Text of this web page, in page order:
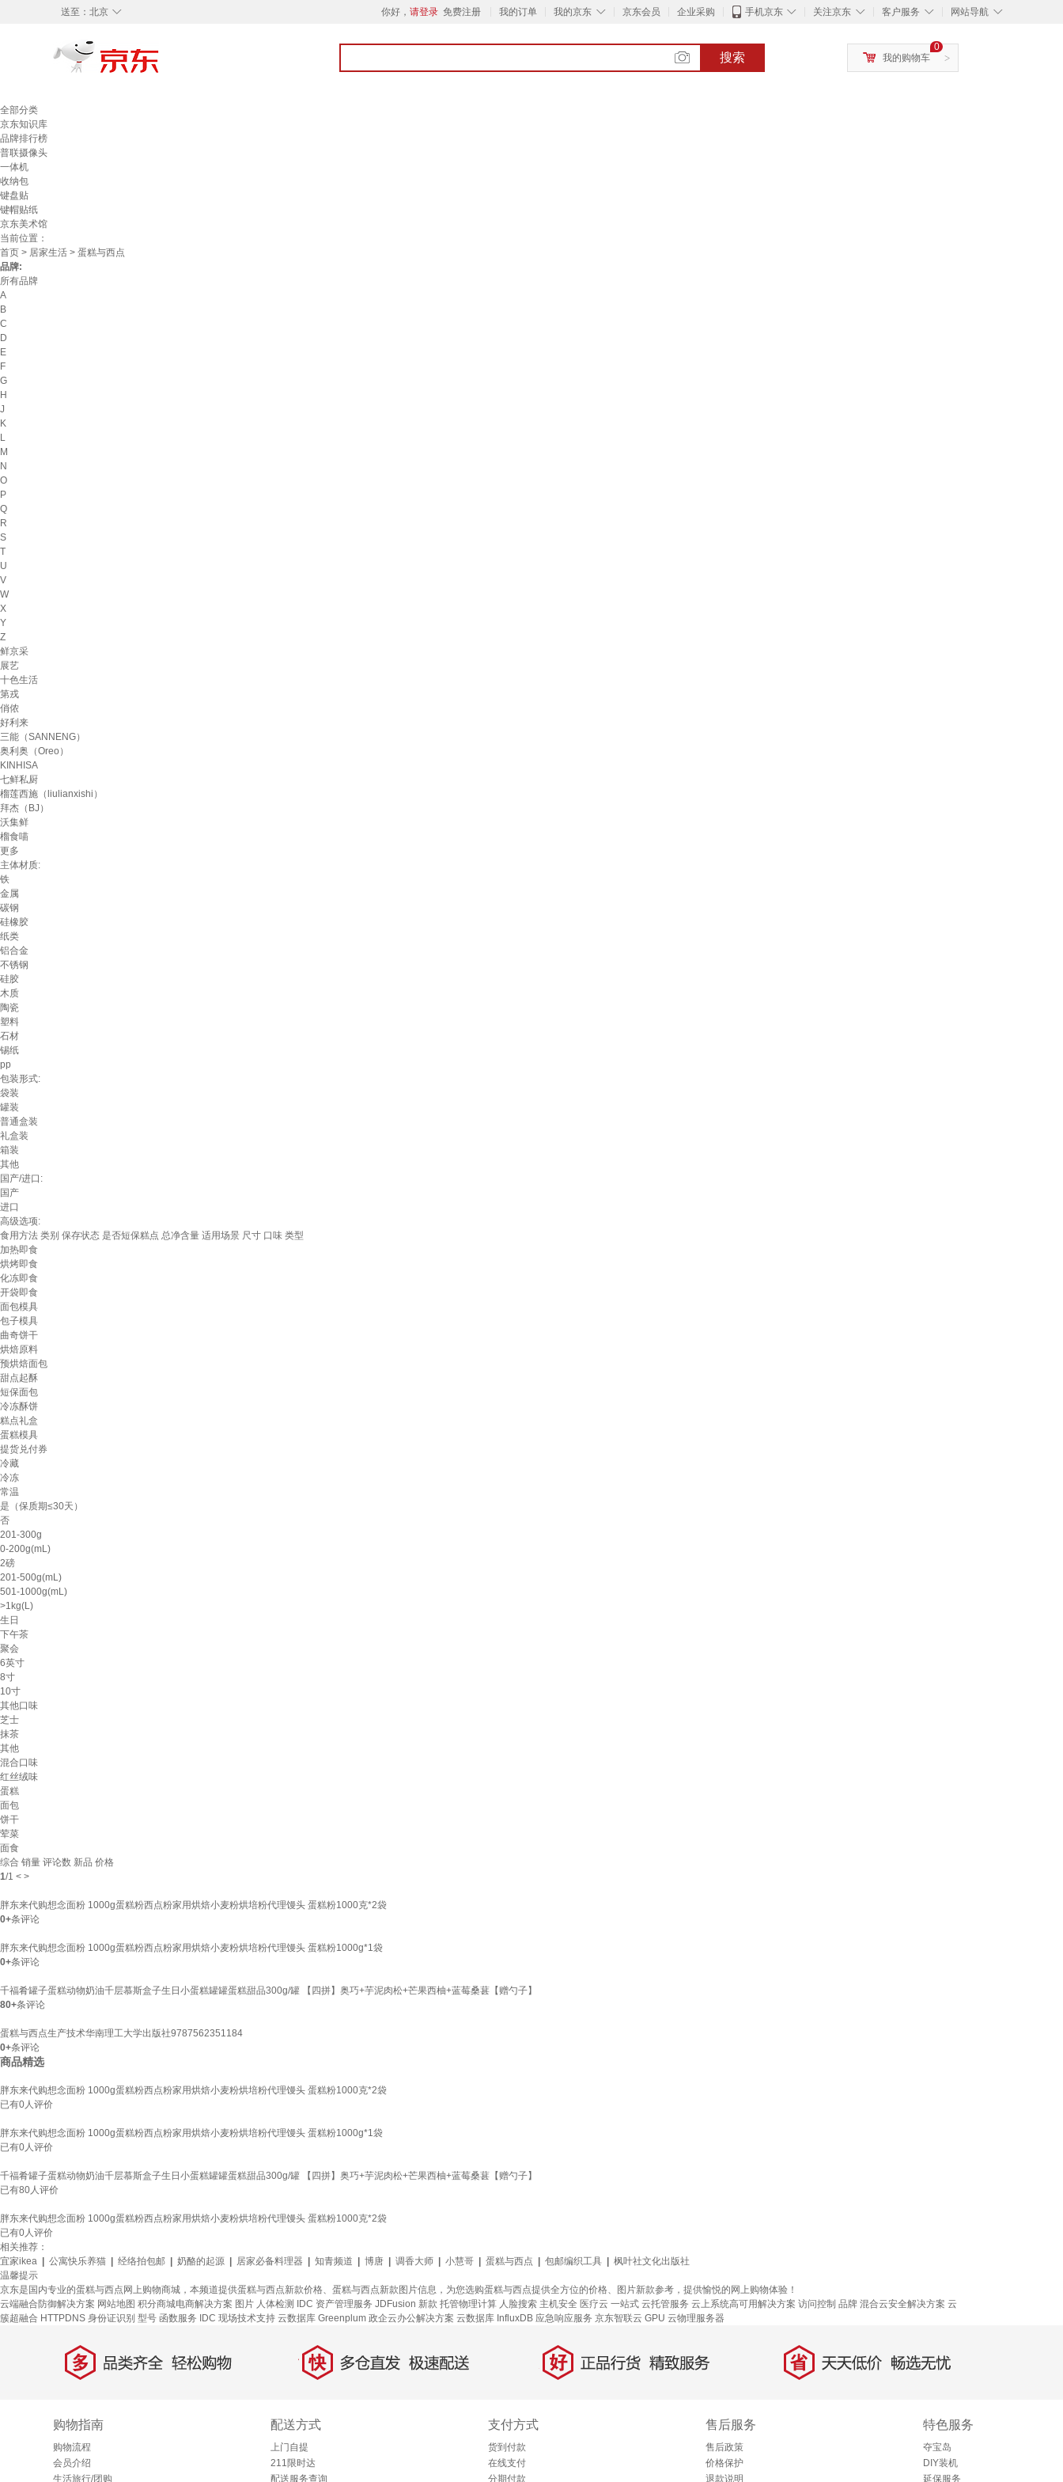
◇
送至： 北京 你好， 请登录 免费注册 我的订单 ◇
我的京东 京东会员 企业采购 ◇
手机京东 ◇
关注京东 ◇
客户服务 ◇
网站导航
搜索 >
0
我的购物车
全部分类
京东知识库
品牌排行榜
普联摄像头
一体机
收纳包
键盘贴
键帽贴纸
京东美术馆
当前位置：
首页 > 居家生活 > 蛋糕与西点
品牌:
所有品牌
A
B
C
D
E
F
G
H
J
K
L
M
N
O
P
Q
R
S
T
U
V
W
X
Y
Z
鲜京采
展艺
十色生活
第戎
俏侬
好利来
三能（SANNENG）
奥利奥（Oreo）
KINHISA
七鲜私厨
榴莲西施（liulianxishi）
拜杰（BJ）
沃集鲜
榴食喵
更多
主体材质:
铁
金属
碳钢
硅橡胶
纸类
铝合金
不锈钢
硅胶
木质
陶瓷
塑料
石材
锡纸
pp
包装形式:
袋装
罐装
普通盒装
礼盒装
箱装
其他
国产/进口:
国产
进口
高级选项:
食用方法 类别 保存状态 是否短保糕点 总净含量 适用场景 尺寸 口味 类型
加热即食
烘烤即食
化冻即食
开袋即食
面包模具
包子模具
曲奇饼干
烘焙原料
预烘焙面包
甜点起酥
短保面包
冷冻酥饼
糕点礼盒
蛋糕模具
提货兑付券
冷藏
冷冻
常温
是（保质期≤30天）
否
201-300g
0-200g(mL)
2磅
201-500g(mL)
501-1000g(mL)
>1kg(L)
生日
下午茶
聚会
6英寸
8寸
10寸
其他口味
芝士
抹茶
其他
混合口味
红丝绒味
蛋糕
面包
饼干
荤菜
面食
综合 销量 评论数 新品 价格
1/1 < >
胖东来代购想念面粉 1000g蛋糕粉西点粉家用烘焙小麦粉烘培粉代理馒头 蛋糕粉1000克*2袋
0+条评论
胖东来代购想念面粉 1000g蛋糕粉西点粉家用烘焙小麦粉烘培粉代理馒头 蛋糕粉1000g*1袋
0+条评论
千福肴罐子蛋糕动物奶油千层慕斯盒子生日小蛋糕罐罐蛋糕甜品300g/罐 【四拼】奥巧+芋泥肉松+芒果西柚+蓝莓桑葚【赠勺子】
80+条评论
蛋糕与西点生产技术华南理工大学出版社9787562351184
0+条评论
商品精选
胖东来代购想念面粉 1000g蛋糕粉西点粉家用烘焙小麦粉烘培粉代理馒头 蛋糕粉1000克*2袋
已有0人评价
胖东来代购想念面粉 1000g蛋糕粉西点粉家用烘焙小麦粉烘培粉代理馒头 蛋糕粉1000g*1袋
已有0人评价
千福肴罐子蛋糕动物奶油千层慕斯盒子生日小蛋糕罐罐蛋糕甜品300g/罐 【四拼】奥巧+芋泥肉松+芒果西柚+蓝莓桑葚【赠勺子】
已有80人评价
胖东来代购想念面粉 1000g蛋糕粉西点粉家用烘焙小麦粉烘培粉代理馒头 蛋糕粉1000克*2袋
已有0人评价
相关推荐：
宜家ikea
公寓快乐养猫 经络拍包邮 奶酪的起源 居家必备料理器 知青频道 博唐 调香大师 小慧哥 蛋糕与西点 包邮编织工具
枫叶社文化出版社
温馨提示
京东是国内专业的蛋糕与西点网上购物商城，本频道提供蛋糕与西点新款价格、蛋糕与西点新款图片信息，为您选购蛋糕与西点提供全方位的价格、图片新款参考，提供愉悦的网上购物体验！
云端融合防御解决方案 网站地图 积分商城电商解决方案 图片 人体检测 IDC 资产管理服务 JDFusion 新款 托管物理计算 人脸搜索 主机安全 医疗云 一站式 云托管服务 云上系统高可用解决方案 访问控制 品牌 混合云安全解决方案 云
簇超融合 HTTPDNS 身份证识别 型号 函数服务 IDC 现场技术支持 云数据库 Greenplum 政企云办公解决方案 云数据库 InfluxDB 应急响应服务 京东智联云 GPU 云物理服务器
多 品类齐全，轻松购物 快 多仓直发，极速配送 好 正品行货，精致服务 省 天天低价，畅选无忧
购物指南
购物流程
会员介绍
生活旅行/团购
配送方式
上门自提
211限时达
配送服务查询
支付方式
货到付款
在线支付
分期付款
售后服务
售后政策
价格保护
退款说明
特色服务
夺宝岛
DIY装机
延保服务